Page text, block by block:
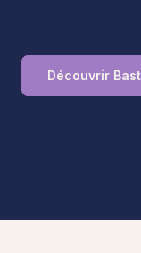
Découvrir